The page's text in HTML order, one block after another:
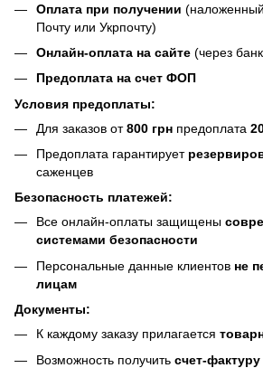
Оплата при получении
Почту или Укрпочту)
Онлайн-оплата на сайте (через
Предоплата на счет ФОП
Условия предоплаты:
Для заказов от800 грн предоплата
Предоплата гарантирует
саженцев
Безопасность платежей:
Все онлайн-оплаты защищены
системами безопасности
Персональные данные клиентов не
лицам
Документы:
К каждому заказу прилагается
Возможность получить счет-фактуру